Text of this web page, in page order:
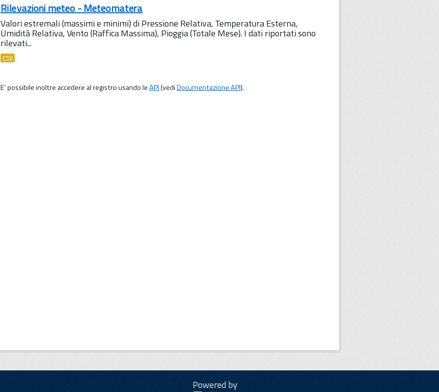
Rilevazioni meteo - Meteomatera
Valori estremali (massimi e minimi) di Pressione Relativa, Temperatura Esterna,
Umidità Relativa, Vento (Raffica Massima), Pioggia (Totale Mese). I dati riportati sono
rilevati...
CSV
E' possibile inoltre accedere al registro usando leAPI(vediDocumentazione API).
Powered by